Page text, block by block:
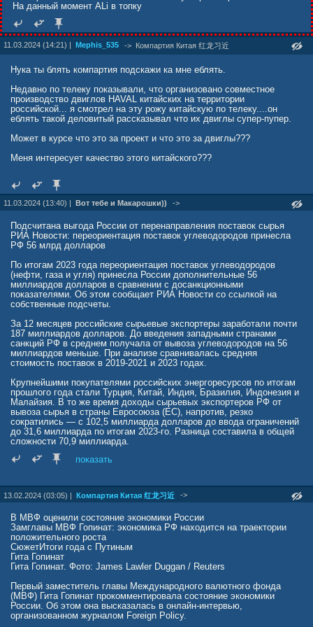
А самое печальное в этой ситуации - полное отсутствие
перспектив. Если в прошлые года достаточно было бы
продержаться всего 6 месяцев, а там начнется туристический
сезон, и россияне повезут в страну свои кровные, то сегодня этой
палочки-выручалочки финны оказались лишены. По большому
с Россией. Но после того как финские власти с радостными
присоединившись к антироссийским санкциям, всё пошло
наперекосяк. И не стоит думать что в правительстве страны сидят
полные кретины - они прекрасно понимали что катастрофа
неизбежна, но политические амбиции перевесили здравый смысл.
ресурсов, ни рынка сбыта (российского нет по известным причинам,
товаров).
Сегодня эксперты делают вывод, что если крупные европейские
экономики, вроде немецкой, после всех санкционных потерь как-то
ещё держатся на плаву, то для Финляндии де-факто уже все
кончено. Это понимает и население меленькой страны, которое
отлично осознает, что во всем происходящем виноват кто угодно,
но уж точно не Россия, демонстрирующая кстати рост экономики в
4%. Основными виновниками сложившейся ситуации являются
санкции и политика проводимая руководством страны, что говорит
о том, что даже в среднесрочной перспективе ничего не изменится.
Те кто это понимает, уже начинают задумываться над тем, что бы
собрать вещи и свалить из страны. А некоторые это уже сделали.
В общем все идет к тому, что пока финские политики возьмутся за
голову, страна просто останется без рабочих рук.
Но самым большим цинизмом во все этой истории является то, что
несмотря на тот факт, что "Финляндия от имени всей Европы
приняла на себя серьезные экономические удары" евробюрократия
снимать обязательства со страны не планирует. Суоми, как и
прежде, отчисляет немалые средства в общий европейский котел.
И если раньше это выглядело как почетная обязанность, поскольку
позволяло раздуваясь от собственной значимости
демонстрировать всему миру свое богатство и благополучие, то
сегодня, для и без того хиреющей финской экономики, это
становится непосильным ярмом на шее,
Финские финансовые аналитики уже потихоньку начинают
шептаться о том, что страна в самое ближайшее время столкнется
с перспективой банкротства, и это станет последним гвоздем в
крышку гроба Финляндской республики. Самые законченные
оптимисты, отлично осознают, что даже если завтра случится чудо
с Москвой вернуть уже не получится.
Россия, которая еще недавно наивно полагала что Финляндия это
прежде всего нейтральная страна, с которой можно на равных
правах развивать двухсторонние отношения, сегодня окончательно
разочаровалась в своем соседе, и прощать русофобскую политику
и нанесенный ущерб, явно не планирует даже в долгосрочной
перспективе. А ждать помощи Суоми, собственно говоря больше и
неоткуда. Евросоюз не станет помогать, потому что сам беден как
церковная мышь, а Вашингтон откажет, потому как за всю историю
существования США в принципе никогда и никому не помогал.
Впрочем, у тех финнов кто еще не сбежал из страны остается
последняя надежда – если НАТО начнет набирать рекрутов, то
появится возможность хотя бы получить питание и койку в теплых
казармах.
У США возникли проблемы с поиском наличных для отправки на
Украину, поскольку попытки Байдена протолкнуть пакет помощи
Киеву в размере 60 млрд долларов через Конгресс пресекаются
республиканцами.
А в Брюсселе нет желания говорить о конфискации. Германия,
запятнает репутацию еврозоны и потенциально будет
На данный момент ALi в топку
11.03.2024 (14:21) | Mephis_535 -> Компартия Китая 红龙习近
Нука ты блять компартия подскажи ка мне еблять.
Недавно по телеку показывали, что организовано совместное
производство двиглов HAVAL китайских на территории
российской... я смотрел на эту рожу китайскую по телеку....он
еблять такой деловитый рассказывал что их двиглы супер-пупер.
Может в курсе что это за проект и что это за двиглы???
Меня интересует качество этого китайского???
11.03.2024 (13:40) | Вот тебе и Макарошки)) ->
Подсчитана выгода России от перенаправления поставок сырья
РИА Новости: переориентация поставок углеводородов принесла
РФ 56 млрд долларов
По итогам 2023 года переориентация поставок углеводородов
(нефти, газа и угля) принесла России дополнительные 56
миллиардов долларов в сравнении с досанкционными
показателями. Об этом сообщает РИА Новости со ссылкой на
собственные подсчеты.
За 12 месяцев российские сырьевые экспортеры заработали почти
187 миллиардов долларов. До введения западными странами
санкций РФ в среднем получала от вывоза углеводородов на 56
миллиардов меньше. При анализе сравнивалась средняя
стоимость поставок в 2019-2021 и 2023 годах.
Крупнейшими покупателями российских энергоресурсов по итогам
прошлого года стали Турция, Китай, Индия, Бразилия, Индонезия и
Малайзия. В то же время доходы сырьевых экспортеров РФ от
вывоза сырья в страны Евросоюза (ЕС), напротив, резко
сократились — с 102,5 миллиарда долларов до ввода ограничений
до 31,6 миллиарда по итогам 2023-го. Разница составила в общей
сложности 70,9 миллиарда.
показать
13.02.2024 (03:05) | Компартия Китая 红龙习近 ->
В МВФ оценили состояние экономики России
Замглавы МВФ Гопинат: экономика РФ находится на траектории
положительного роста
СюжетИтоги года с Путиным
Гита Гопинат
Гита Гопинат. Фото: James Lawler Duggan / Reuters
Первый заместитель главы Международного валютного фонда
(МВФ) Гита Гопинат прокомментировала состояние экономики
России. Об этом она высказалась в онлайн-интервью,
организованном журналом Foreign Policy.